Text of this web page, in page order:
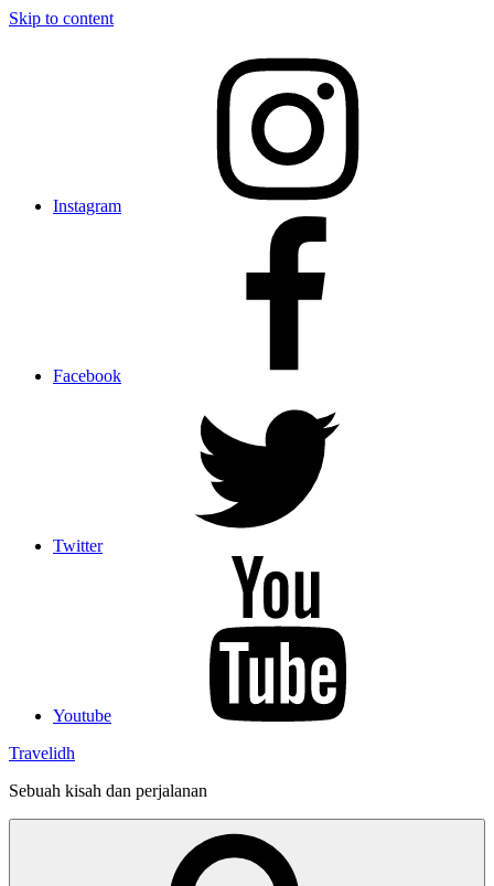
Skip to content
Instagram
Facebook
Twitter
Youtube
Travelidh
Sebuah kisah dan perjalanan